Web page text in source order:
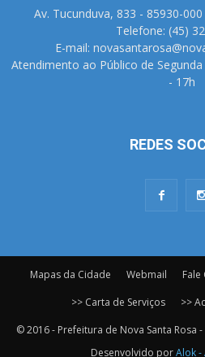
Av. Tucunduva, 833 - 85930-
Telefone: (45)
E-mail:
Atendimento ao Público de
- 17h
REDES
Mapas da Cidade Webmail Fale
>> Carta de Serviços
>>
© 2016 - Prefeitura de Nova Santa Rosa
Desenvolvido porAlok -